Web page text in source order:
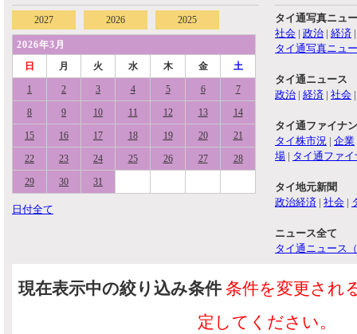
2027 2026 2025
2026年3月
日
月 火 水 木 金 土
1 2 3 4 5 6 7
8 9 10 11 12 13 14
15 16 17 18 19 20 21
22 23 24 25 26 27 28
29 30 31
日付全て
タイ通写真ニュ
社会 | 政治 | 経済
タイ通写真ニュ
タイ通ニュース
政治 | 経済 | 社会
タイ通ファイナ
タイ株市況 | 企業
場 | タイ通ファ
タイ地元新聞
政治経済 | 社会 |
ニュース全て
タイ通ニュース
現在表示中の絞り込み条件 条件を変更され
定してください。